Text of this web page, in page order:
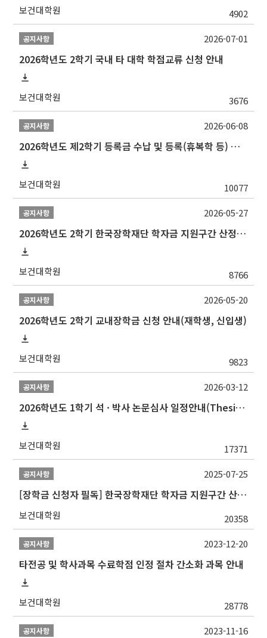
보건대학원 4902
공지사항
2026학년도 2학기 국내 타 대학 학점교류 신청 안내
보건대학원 3676
2026-07-01
공지사항
2026학년도 제2학기 등록금 수납 및 등록(휴복학 등) 일정 안내
보건대학원 10077
2026-06-08
공지사항
2026학년도 2학기 한국장학재단 학자금 지원구간 산정 신청 안내
보건대학원 8766
2026-05-27
공지사항
2026학년도 2학기 교내장학금 신청 안내(재학생, 신입생)
보건대학원 9823
2026-05-20
공지사항
2026학년도 1학기 석 · 박사 논문심사 일정안내(Thesis Defense Schedules)
보건대학원 17371
2026-03-12
공지사항
[장학금 신청자 필독] 한국장학재단 학자금 지원구간 산정 권고
보건대학원 20358
2025-07-25
공지사항
타전공 및 학사과목 수료학점 인정 절차 간소화 과목 안내
보건대학원 28778
2023-12-20
공지사항 2023-11-16